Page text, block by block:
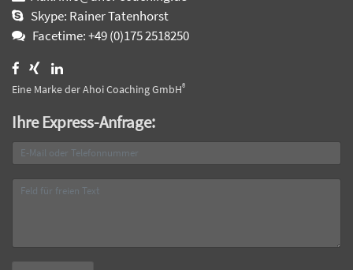
Skype: Rainer Tatenhorst
Facetime: +49 (0)175 2518250
Eine Marke der Ahoi Coaching GmbH®
Ihre Express-Anfrage: